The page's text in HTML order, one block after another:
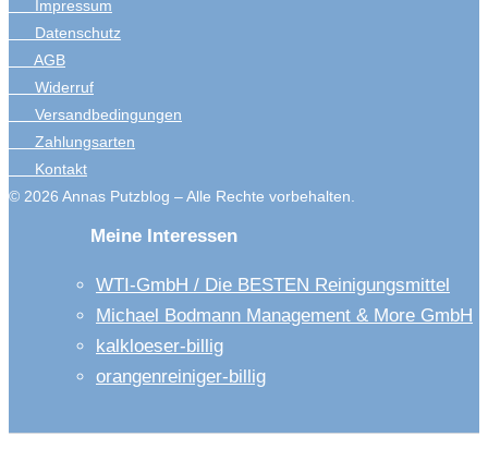
Impressum
Datenschutz
AGB
Widerruf
Versandbedingungen
Zahlungsarten
Kontakt
© 2026 Annas Putzblog – Alle Rechte vorbehalten.
Meine Interessen
WTI-GmbH / Die BESTEN Reinigungsmittel
Michael Bodmann Management & More GmbH
kalkloeser-billig
orangenreiniger-billig